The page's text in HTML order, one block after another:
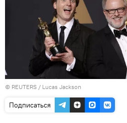
© REUTERS / Lucas Jackson
Подписаться